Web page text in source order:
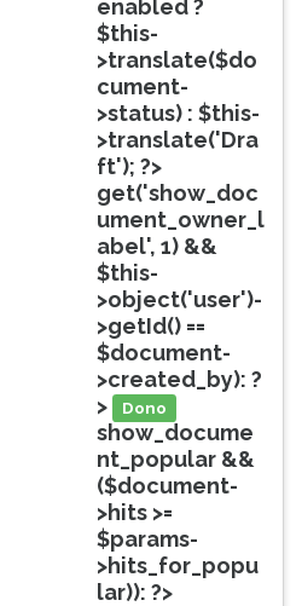
doc
enabled ?
$this-
>translate($do
cument-
>status) : $this-
>translate('Dra
ft'); ?>
get('show_doc
ument_owner_l
abel', 1) &&
$this-
>object('user')-
>getId() ==
$document-
>created_by): ?
>
Dono
show_docume
nt_popular &&
($document-
>hits >=
$params-
>hits_for_popu
lar)): ?>